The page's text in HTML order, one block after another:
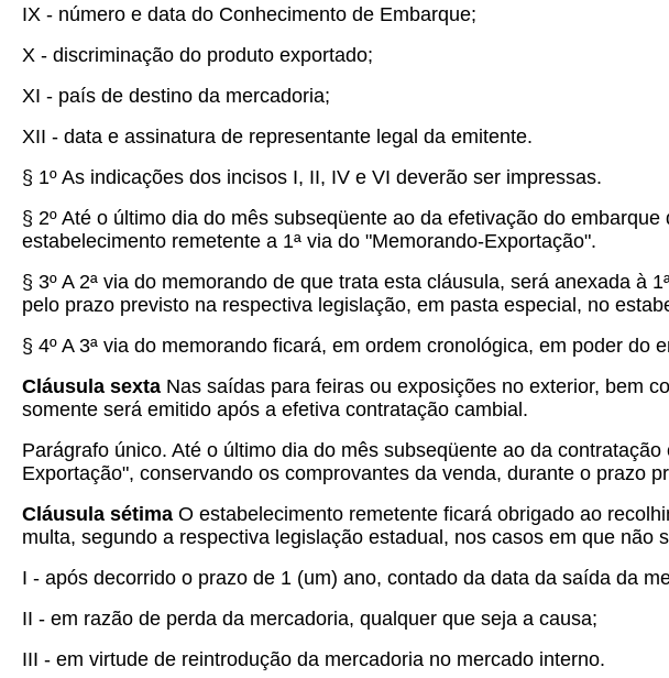
IX - número e data do Conhecimento de Embarque;
X - discriminação do produto exportado;
XI - país de destino da mercadoria;
XII - data e assinatura de representante legal da emitente.
§ 1º As indicações dos incisos I, II, IV e VI deverão ser impressas.
§ 2º Até o último dia do mês subseqüente ao da efetivação do
estabelecimento remetente a 1ª via do "Memorando-Exportação".
§ 3º A 2ª via do memorando de que trata esta cláusula, será anexada
pelo prazo previsto na respectiva legislação, em pasta especial, no
§ 4º A 3ª via do memorando ficará, em ordem cronológica, em poder do
Cláusula sexta Nas saídas para feiras ou exposições no exterior, bem
somente será emitido após a efetiva contratação cambial.
Parágrafo único. Até o último dia do mês subseqüente ao da
Exportação", conservando os comprovantes da venda, durante o prazo
Cláusula sétima O estabelecimento remetente ficará obrigado ao
multa, segundo a respectiva legislação estadual, nos casos em que não
I - após decorrido o prazo de 1 (um) ano, contado da data da saída da
II - em razão de perda da mercadoria, qualquer que seja a causa;
III - em virtude de reintrodução da mercadoria no mercado interno.